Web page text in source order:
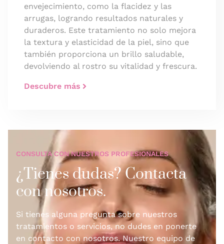
envejecimiento, como la flacidez y las
arrugas, logrando resultados naturales y
duraderos. Este tratamiento no solo mejora
la textura y elasticidad de la piel, sino que
también proporciona un brillo saludable,
devolviendo al rostro su vitalidad y frescura.
Descubre más
CONSULTA CON NUESTROS PROFESIONALES
¿Tienes dudas? Contacta
con nosotros.
Si tienes alguna pregunta sobre nuestros
tratamientos o servicios, no dudes en ponerte
en contacto con nosotros. Nuestro equipo de